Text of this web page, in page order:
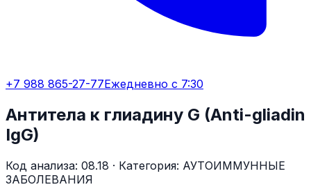
+7 988 865-27-77Ежедневно с 7:30
Антитела к глиадину G (Anti-gliadin
IgG)
Код анализа: 08.18 · Категория: АУТОИММУННЫЕ
ЗАБОЛЕВАНИЯ